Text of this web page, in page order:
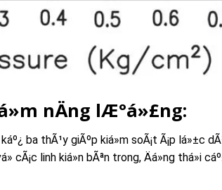
nÄng lÆ°á»£ng:
ba thÃ¹y giÃºp kiá»m soÃ¡t Ã¡p lá»±c
cÃ¡c linh kiá»n bÃªn trong, Äá»ng thá»i